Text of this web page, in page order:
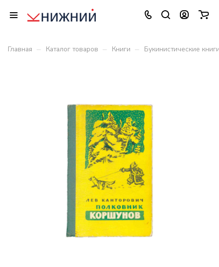
Главная – Каталог товаров – Книги – Букинистические